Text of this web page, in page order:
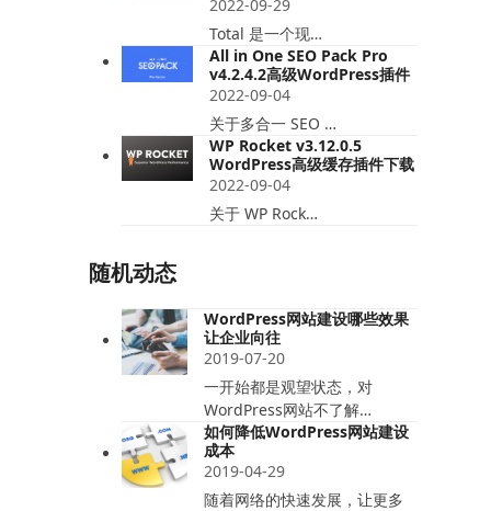
2022-09-29
Total 是一个现…
All in One SEO Pack Pro
v4.2.4.2高级WordPress插件
2022-09-04
关于多合一 SEO …
WP Rocket v3.12.0.5
WordPress高级缓存插件下载
2022-09-04
关于 WP Rock…
随机动态
WordPress网站建设哪些效果
让企业向往
2019-07-20
一开始都是观望状态，对
WordPress网站不了解…
如何降低WordPress网站建设
成本
2019-04-29
随着网络的快速发展，让更多